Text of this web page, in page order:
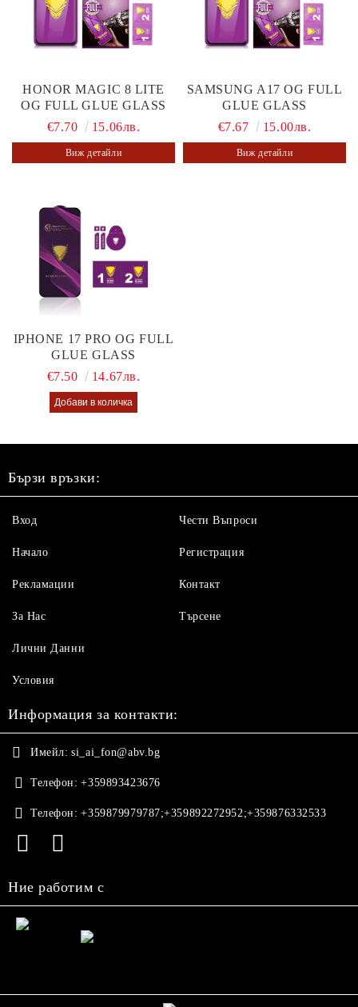
HONOR MAGIC 8 LITE
OG FULL GLUE GLASS
€7.70
15.06лв.
Виж детайли
SAMSUNG A17 OG FULL
GLUE GLASS
€7.67
15.00лв.
Виж детайли
IPHONE 17 PRO OG FULL
GLUE GLASS
€7.50
14.67лв.
Бързи връзки:
Вход
Начало
Рекламации
За Нас
Чести Въпроси
Регистрация
Контакт
Търсене
Лични Данни
Условия
Информация за контакти:
Имейл: si_ai_fon@abv.bg
Телефон: +359893423676
Телефон: +359879979787;+359892272952;+359876332533
Ние работим с